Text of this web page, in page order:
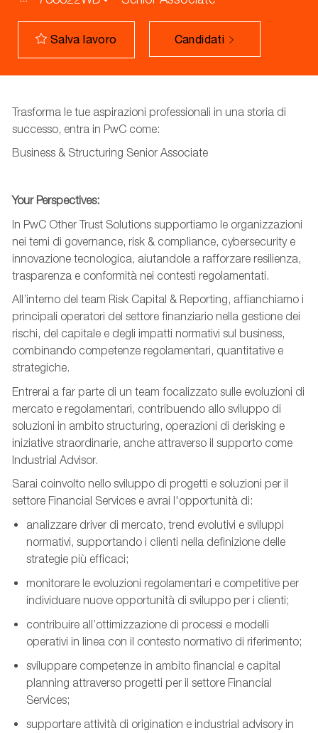
Salva lavoro Candidati
Trasforma le tue aspirazioni professionali in una storia di
successo, entra in PwC come:
Business & Structuring Senior Associate
Your Perspectives:
In PwC Other Trust Solutions supportiamo le organizzazioni
nei temi di governance, risk & compliance, cybersecurity e
innovazione tecnologica, aiutandole a rafforzare resilienza,
trasparenza e conformità nei contesti regolamentati.
All’interno del team Risk Capital & Reporting, affianchiamo i
principali operatori del settore finanziario nella gestione dei
rischi, del capitale e degli impatti normativi sul business,
combinando competenze regolamentari, quantitative e
strategiche.
Entrerai a far parte di un team focalizzato sulle evoluzioni di
mercato e regolamentari, contribuendo allo sviluppo di
soluzioni in ambito structuring, operazioni di derisking e
iniziative straordinarie, anche attraverso il supporto come
Industrial Advisor.
Sarai coinvolto nello sviluppo di progetti e soluzioni per il
settore Financial Services e avrai l'opportunità di:
analizzare driver di mercato, trend evolutivi e sviluppi
normativi, supportando i clienti nella definizione delle
strategie più efficaci;
monitorare le evoluzioni regolamentari e competitive per
individuare nuove opportunità di sviluppo per i clienti;
contribuire all’ottimizzazione di processi e modelli
operativi in linea con il contesto normativo di riferimento;
sviluppare competenze in ambito financial e capital
planning attraverso progetti per il settore Financial
Services;
supportare attività di origination e industrial advisory in